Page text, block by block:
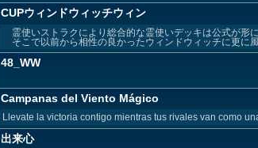
CUPウィンドウィッチウィン
霊使いストラクにより総合的な霊使いデッキは公式が形
そこで以前から相性の良かったウィンドウィッチに更に風
48_WW
Campanas del Viento Mágico
Llevate la victoria contigo mientras tus rivales van como
出来心